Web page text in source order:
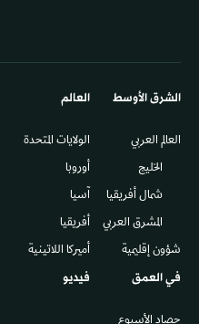
الشرق الأوسط​
العالم العربي
الخليج
شمال أفريقيا
المشرق العربي
شؤون إقليمية
العالم
الولايات المتحدة
أوروبا
آسيا
أفريقيا
أميركا اللاتينية
في العمق
حصاد الأسبوع
فيديو